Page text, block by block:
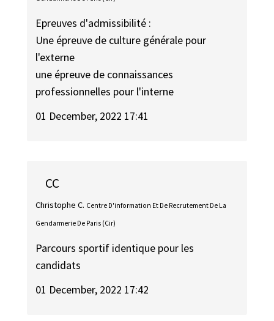
Epreuves d'admissibilité :
Une épreuve de culture générale pour
l'externe
une épreuve de connaissances
professionnelles pour l'interne
01 December, 2022 17:41
CC
Christophe C. Centre D'information Et De Recrutement De La
Gendarmerie De Paris (Cir)
Parcours sportif identique pour les
candidats
01 December, 2022 17:42